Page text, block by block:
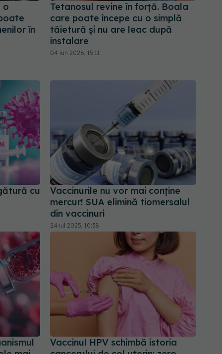
o
în
Tetanosul revine în forță. Boala
care poate începe cu o simplă
tăietură și nu are leac după
instalare
04 iun 2026, 15:11
cu
Vaccinurile nu vor mai conține
mercur! SUA elimină tiomersalul
din vaccinuri
24 iul 2025, 10:38
Vaccinul HPV schimbă istoria